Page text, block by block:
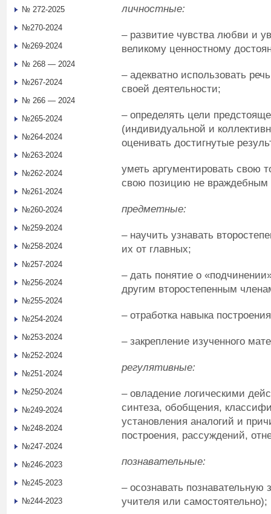
личностные:
– развитие чувства любви и
великому ценностному
– адекватно использовать
своей деятельности;
– определять цели
(индивидуальной и
оценивать достигнутые
уметь аргументировать свою
свою позицию не враждебным
предметные:
– научить узнавать
их от главных;
– дать понятие о
другим второстепенным
– отработка навыка
– закрепление изученного
регулятивные:
– овладение логическими
синтеза, обобщения,
установления аналогий и
построения, рассуждений,
познавательные:
– осознавать познавательную
учителя или самостоятельно);
№ 272-2025
№270-2024
№269-2024
№ 268 — 2024
№267-2024
№ 266 — 2024
№265-2024
№264-2024
№263-2024
№262-2024
№261-2024
№260-2024
№259-2024
№258-2024
№257-2024
№256-2024
№255-2024
№254-2024
№253-2024
№252-2024
№251-2024
№250-2024
№249-2024
№248-2024
№247-2024
№246-2023
№245-2023
№244-2023